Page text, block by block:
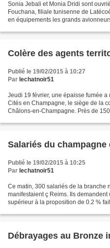
Sonia Jebali et Monia Dridi sont
Fouchana, filiale tunisenne de
en équipements les grands
Colère des agents
Publié le 19/02/2015 à 10:27
Par lechatnoir51
Jeudi 19 février, une épaisse fumée
Cités en Champagne, le siège de la
Châlons-en-Champagne. Près de
Salariés du champagne
Publié le 19/02/2015 à 10:25
Par lechatnoir51
Ce matin, 300 salariés de la branche
manifestaient ç Reims. Ils
supérieur à la proposition de 0.2 %
Débrayages au Bronze